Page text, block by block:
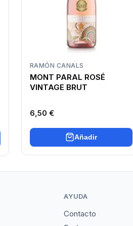
RAMÓN CANALS
MONT PARAL ROSÉ
VINTAGE BRUT
6,50 €
Añadir
AYUDA
Contacto